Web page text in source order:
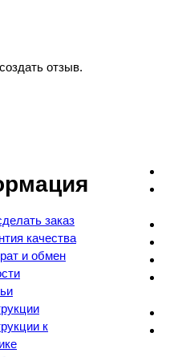
отзыв.
заказ
качества
и обмен
к